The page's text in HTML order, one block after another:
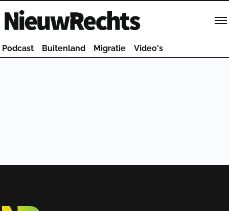
Homepage van NieuwRechts
Podcast Buitenland Migratie Video's